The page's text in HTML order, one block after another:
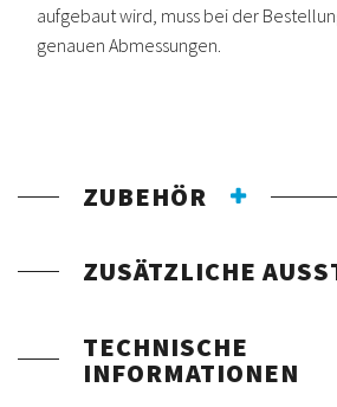
aufgebaut wird, muss bei der
genauen Abmessungen.
ZUBEHÖR
ZUSÄTZLICHE
TECHNISCHE
INFORMATIONEN